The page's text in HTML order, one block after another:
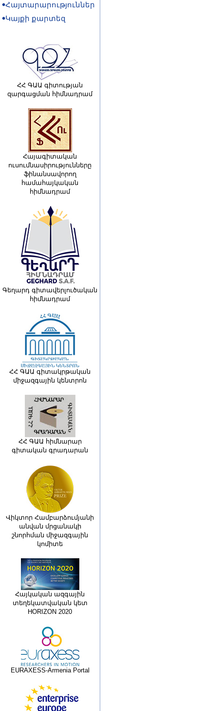
Հայտարարություններ
Կայքի քարտեզ
ՀՀ ԳԱԱ գիտության
զարգացման հիմնադրամ
Հայագիտական
ուսումնասիրությունները
ֆինանսավորող
համահայկական
հիմնադրամ
Գեղարդ գիտավերլուծական
հիմնադրամ
ՀՀ ԳԱԱ գիտակրթական
միջազգային կենտրոն
ՀՀ ԳԱԱ հիմնարար
գիտական գրադարան
Վիկտոր Համբարձումյանի
անվան մրցանակի
շնորհման միջազգային
կոմիտե
Հայկական ազգային
տեղեկատվական կետ
HORIZON 2020
EURAXESS-Armenia Portal